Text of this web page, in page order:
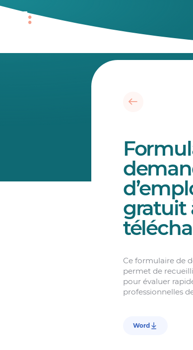
gratuit
Ce formulaire de
permet de
pour évaluer
professionnelles
Word